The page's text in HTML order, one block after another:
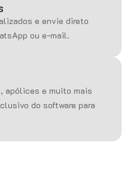
e envie direto
ou e-mail.
apólices e muito mais
do software para